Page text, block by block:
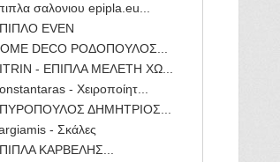
σαλονιου epipla.eu...
EVEN
DECO ΡΟΔΟΠΟΥΛΟΣ...
- ΕΠΙΠΛΑ ΜΕΛΕΤΗ ΧΩ...
- Χειροποίητ...
ΔΗΜΗΤΡΙΟΣ...
- Σκάλες
ΚΑΡΒΕΛΗΣ...